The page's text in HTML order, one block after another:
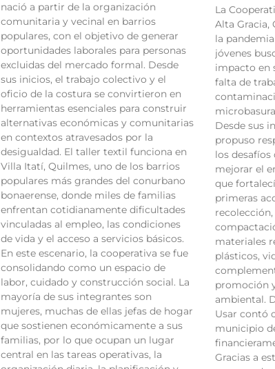
nació a partir de la organización
comunitaria y vecinal en barrios
populares, con el objetivo de generar
oportunidades laborales para personas
excluidas del mercado formal. Desde
sus inicios, el trabajo colectivo y el
oficio de la costura se convirtieron en
herramientas esenciales para construir
alternativas económicas y comunitarias
en contextos atravesados por la
desigualdad. El taller textil funciona en
Villa Itatí, Quilmes, uno de los barrios
populares más grandes del conurbano
bonaerense, donde miles de familias
enfrentan cotidianamente dificultades
vinculadas al empleo, las condiciones
de vida y el acceso a servicios básicos.
En este escenario, la cooperativa se fue
consolidando como un espacio de
labor, cuidado y construcción social. La
mayoría de sus integrantes son
mujeres, muchas de ellas jefas de hogar
que sostienen económicamente a sus
familias, por lo que ocupan un lugar
central en las tareas operativas, la
La
Alta Gracia,
la
jóvenes
impacto en
falta de
Desde sus
propuso
los
mejorar el
que
primeras
materiales
plásticos,
promoción
ambiental.
Usar contó
municipio
Gracias a